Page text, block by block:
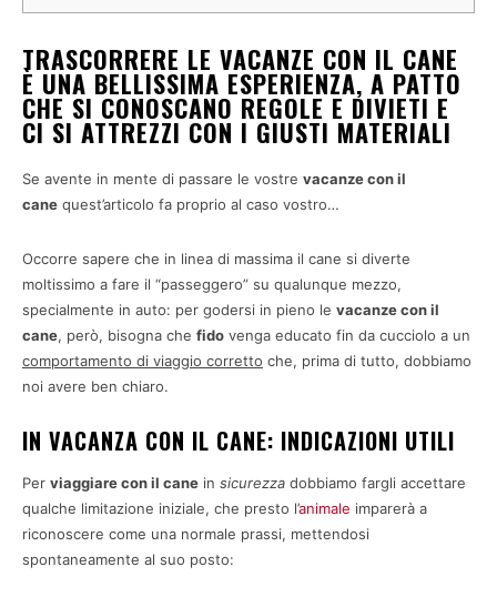
TRASCORRERE LE VACANZE CON IL CANE
È UNA BELLISSIMA ESPERIENZA, A PATTO
CHE SI CONOSCANO REGOLE E DIVIETI E
CI SI ATTREZZI CON I GIUSTI MATERIALI
Se avente in mente di passare le vostre vacanze con il
cane quest’articolo fa proprio al caso vostro…
Occorre sapere che in linea di massima il cane si diverte
moltissimo a fare il “passeggero” su qualunque mezzo,
specialmente in auto: per godersi in pieno le vacanze con il
cane, però, bisogna che fido venga educato fin da cucciolo a un
comportamento di viaggio corretto che, prima di tutto, dobbiamo
noi avere ben chiaro.
IN VACANZA CON IL CANE: INDICAZIONI UTILI
Per viaggiare con il cane in sicurezza dobbiamo fargli accettare
qualche limitazione iniziale, che presto l’animale imparerà a
riconoscere come una normale prassi, mettendosi
spontaneamente al suo posto: